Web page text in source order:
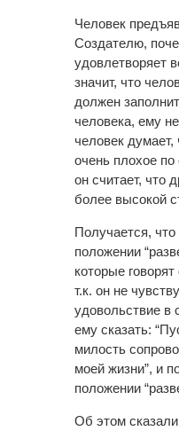
Человек
Создателю,
удовлетворяет
значит, что
должен
человека, ему
человек думает,
очень плохое
он считает, что
более высокой
Получается,
положении
которые
т.к. он не
удовольствие в
ему сказать:
милость
моей жизни”, и
положении
Об этом